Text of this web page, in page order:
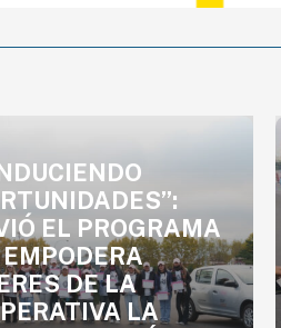
EL PROGRAMA
EMPODERA
DE LA
LA